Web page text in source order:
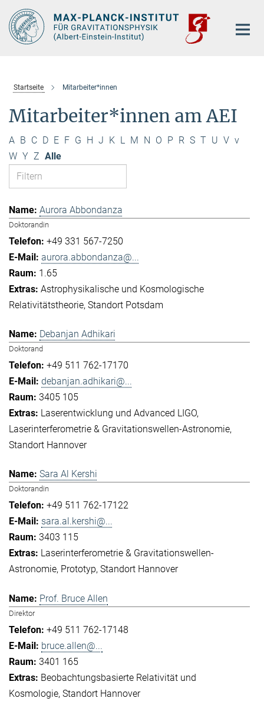
Hauptinhalt
Startseite Mitarbeiter*innen
Mitarbeiter*innen am AEI
A B C D E F G H J K L M N O P R S T U V v
W Y Z Alle
Aurora Abbondanza
Doktorandin
+49 331 567-7250
aurora.abbondanza@...
1.65
Astrophysikalische und Kosmologische
Relativitätstheorie Standort Potsdam
Debanjan Adhikari
Doktorand
+49 511 762-17170
debanjan.adhikari@...
3405 105
Laserentwicklung und Advanced LIGO
Laserinterferometrie & Gravitationswellen-Astronomie
Standort Hannover
Sara Al Kershi
Doktorandin
+49 511 762-17122
sara.al.kershi@...
3403 115
Laserinterferometrie & Gravitationswellen-
Astronomie Prototyp Standort Hannover
Prof. Bruce Allen
Direktor
+49 511 762-17148
bruce.allen@...
3401 165
Beobachtungsbasierte Relativität und
Kosmologie Standort Hannover